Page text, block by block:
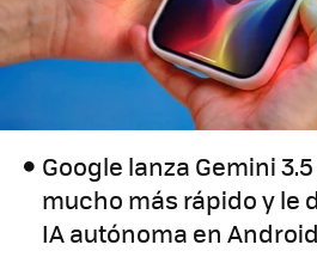
Google lanza Gemini
mucho más rápido y le
IA autónoma en Android